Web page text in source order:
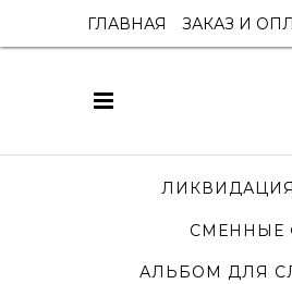
ГЛАВНАЯ ЗАКАЗ И
ЛИКВИДАЦИЯ
СМЕННЫЕ
АЛЬБОМ ДЛЯ